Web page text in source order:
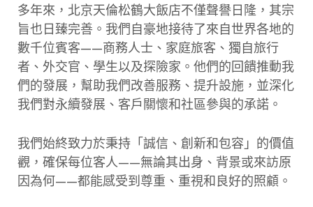
多年來，北京天倫松鶴大飯店不僅聲譽日隆，其宗
旨也日臻完善。我們自豪地接待了來自世界各地的
數千位賓客——商務人士、家庭旅客、獨自旅行
者、外交官、學生以及探險家。他們的回饋推動我
們的發展，幫助我們改善服務、提升設施，並深化
我們對永續發展、客戶關懷和社區參與的承諾。
我們始終致力於秉持「誠信、創新和包容」的價值
觀，確保每位客人——無論其出身、背景或來訪原
因為何——都能感受到尊重、重視和良好的照顧。